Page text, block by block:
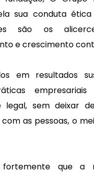
sua conduta ética
são os
e crescimento
em resultados
legal, sem deixar
as pessoas, o
fortemente que a